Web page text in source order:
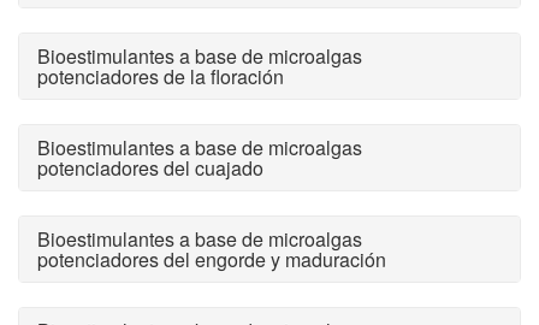
Bioestimulantes a base de microalgas
potenciadores de la floración
Bioestimulantes a base de microalgas
potenciadores del cuajado
Bioestimulantes a base de microalgas
potenciadores del engorde y maduración